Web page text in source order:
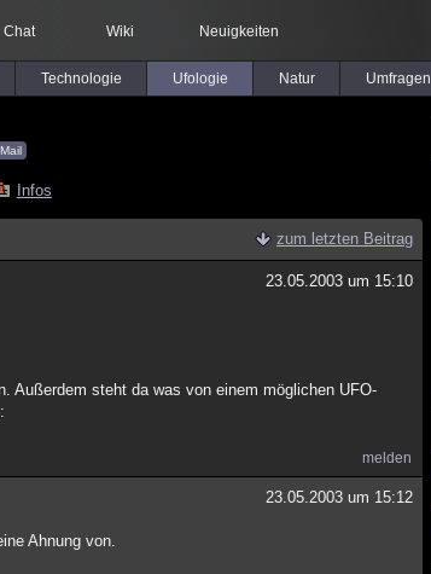
Chat Wiki Neuigkeiten
Technologie Ufologie Natur Umfragen
Infos
zum letzten Beitrag
23.05.2003 um 15:10
Außerdem steht da was von einem möglichen UFO-
melden
23.05.2003 um 15:12
Ahnung von.